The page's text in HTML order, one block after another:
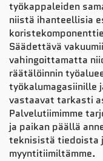
työkappaleiden
niistä ihanteellisia
Säädettävä
vahingoittamatta
räätälöinnin
työkalumagasiinille
vastaavat tarkasti
Palvelutiimimme
ja paikan päällä
teknisistä tiedoista
myyntitiimiltämme.